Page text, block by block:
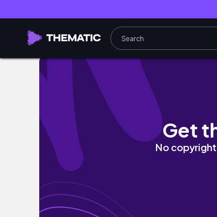
รีวิวแพทย์มข.ปี1เป็นยังไงบ้าง?|การเรียน,กิจกร
Get
No